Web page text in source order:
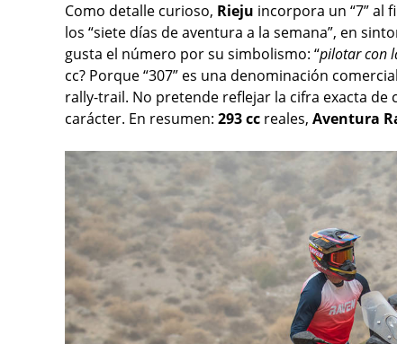
Como detalle curioso, Rieju incorpora un “7” al
los “siete días de aventura a la semana”, en
gusta el número por su simbolismo: “pilotar con
cc? Porque “307” es una denominación
rally-trail. No pretende reflejar la cifra exacta
carácter. En resumen: 293 cc reales, Aventura